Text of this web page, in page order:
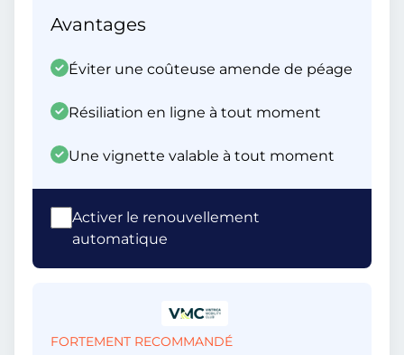
Avantages
Éviter une coûteuse amende de péage
Résiliation en ligne à tout moment
Une vignette valable à tout moment
Activer le renouvellement
automatique
FORTEMENT RECOMMANDÉ